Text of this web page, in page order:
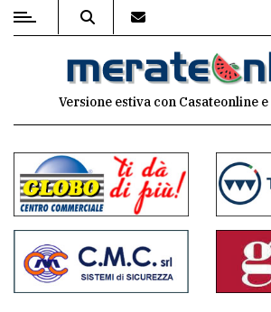
MENU
commenti
Contenuti
del
sito
Versione estiva con Casateonline